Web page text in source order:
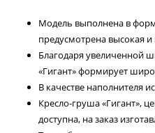
Модель выполнена в
предусмотрена высокая
Благодаря увеличенной
«Гигант» формирует
В качестве наполнителя
Кресло-груша «Гигант»,
доступна, на заказ